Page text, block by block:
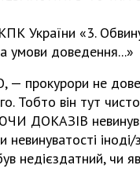
України «3.
умови доведення...»
не
Тобто він тут
ДОКАЗІВ
недієздатний, чи